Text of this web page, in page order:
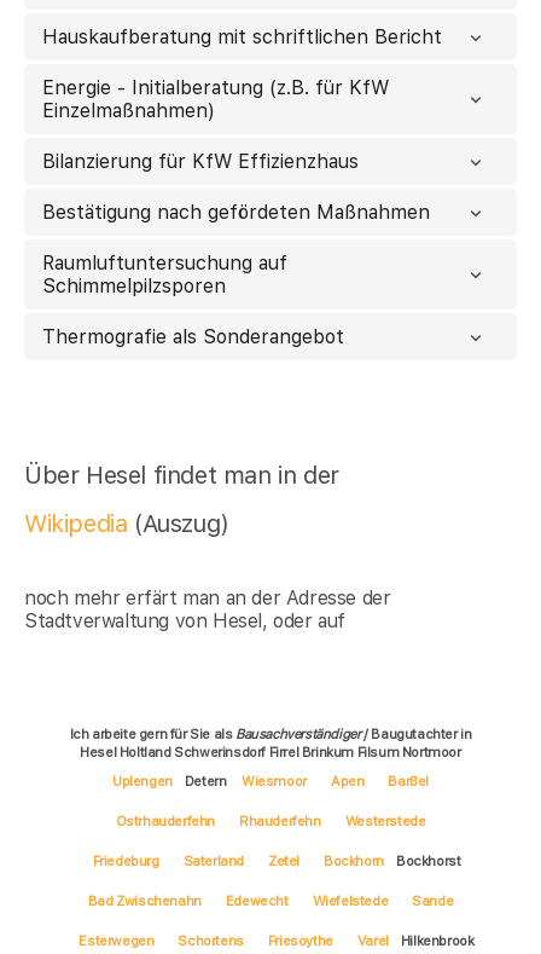
Hauskaufberatung mit schriftlichen Bericht
Energie - Initialberatung (z.B. für KfW
Einzelmaßnahmen)
Bilanzierung für KfW Effizienzhaus
Bestätigung nach gefördeten Maßnahmen
Raumluftuntersuchung auf
Schimmelpilzsporen
Thermografie als Sonderangebot
Über Hesel findet man in der
Wikipedia (Auszug)
noch mehr erfärt man an der Adresse der
Stadtverwaltung von Hesel, oder auf
Ich arbeite gern für Sie als Bausachverständiger/ Baugutachter in
Hesel Holtland Schwerinsdorf Firrel Brinkum Filsum Nortmoor
Uplengen
Detern Wiesmoor Apen Barßel
Ostrhauderfehn Rhauderfehn Westerstede
Friedeburg Saterland Zetel Bockhorn Bockhorst
Bad Zwischenahn Edewecht Wiefelstede Sande
Esterwegen Schortens Friesoythe Varel Hilkenbrook